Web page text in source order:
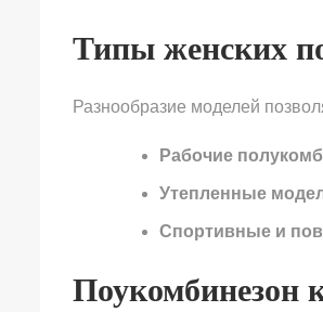
Типы женских
Разнообразие моделей
Рабочие
Утепленные
Спортивные и
Поукомбинезон